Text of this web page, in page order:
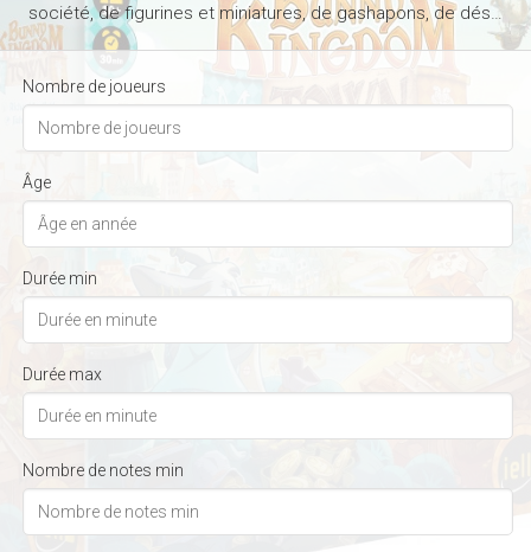
société, de figurines et miniatures, de gashapons, de dés…
Nombre de joueurs
Âge
Durée min
Durée max
Nombre de notes min